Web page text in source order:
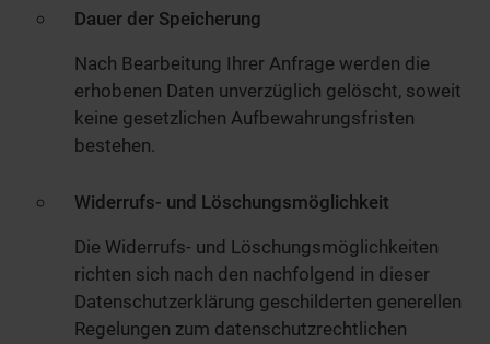
Dauer der Speicherung
Nach Bearbeitung Ihrer Anfrage werden die
erhobenen Daten unverzüglich gelöscht, soweit
keine gesetzlichen Aufbewahrungsfristen
bestehen.
Widerrufs- und Löschungsmöglichkeit
Die Widerrufs- und Löschungsmöglichkeiten
richten sich nach den nachfolgend in dieser
Datenschutzerklärung geschilderten generellen
Regelungen zum datenschutzrechtlichen